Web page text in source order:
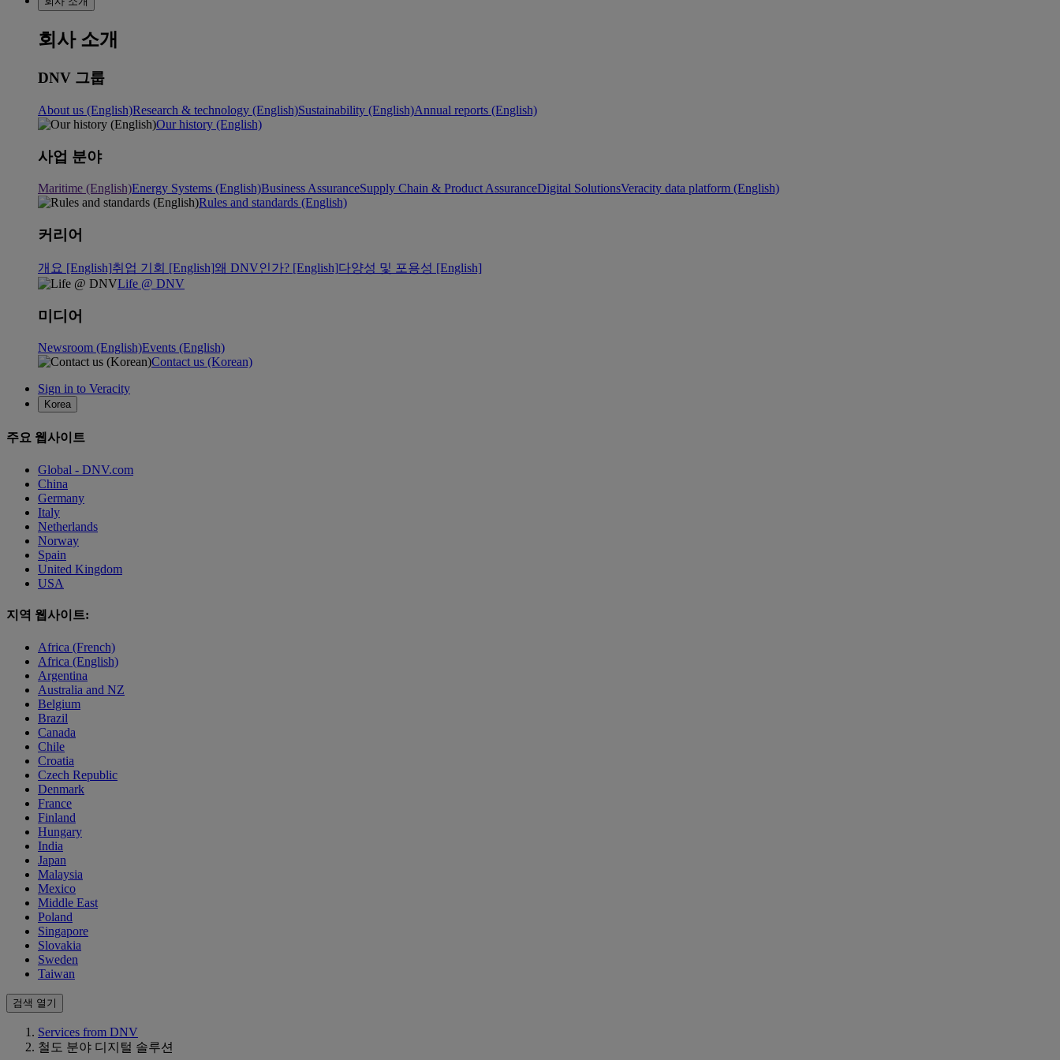
회사 소개
DNV 그룹
About us (English)Research & technology (English)Sustainability (English)Annual reports (English)
Our history (English)
사업 분야
Maritime (English)Energy Systems (English)Business AssuranceSupply Chain & Product AssuranceDigital SolutionsVeracity data platform (English)
Rules and standards (English)
커리어
개요 [English]취업 기회 [English]왜 DNV인가? [English]다양성 및 포용성 [English]
Life @ DNV
미디어
Newsroom (English)Events (English)
Contact us (Korean)
Sign in to Veracity
Korea
주요 웹사이트
Global - DNV.com
China
Germany
Italy
Netherlands
Norway
Spain
United Kingdom
USA
지역 웹사이트:
Africa (French)
Africa (English)
Argentina
Australia and NZ
Belgium
Brazil
Canada
Chile
Croatia
Czech Republic
Denmark
France
Finland
Hungary
India
Japan
Malaysia
Mexico
Middle East
Poland
Singapore
Slovakia
Sweden
Taiwan
검색 열기
Services from DNV
철도 분야 디지털 솔루션